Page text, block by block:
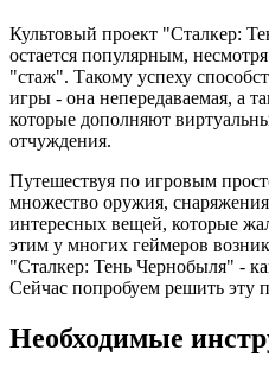
Культовый проект "Сталкер:
остается популярным,
"стаж". Такому успеху
игры - она непередаваемая, а
которые дополняют
отчуждения.
Путешествуя по игровым
множество оружия,
интересных вещей, которые
этим у многих геймеров
"Сталкер: Тень Чернобыля" -
Сейчас попробуем решить эту
Необходимые